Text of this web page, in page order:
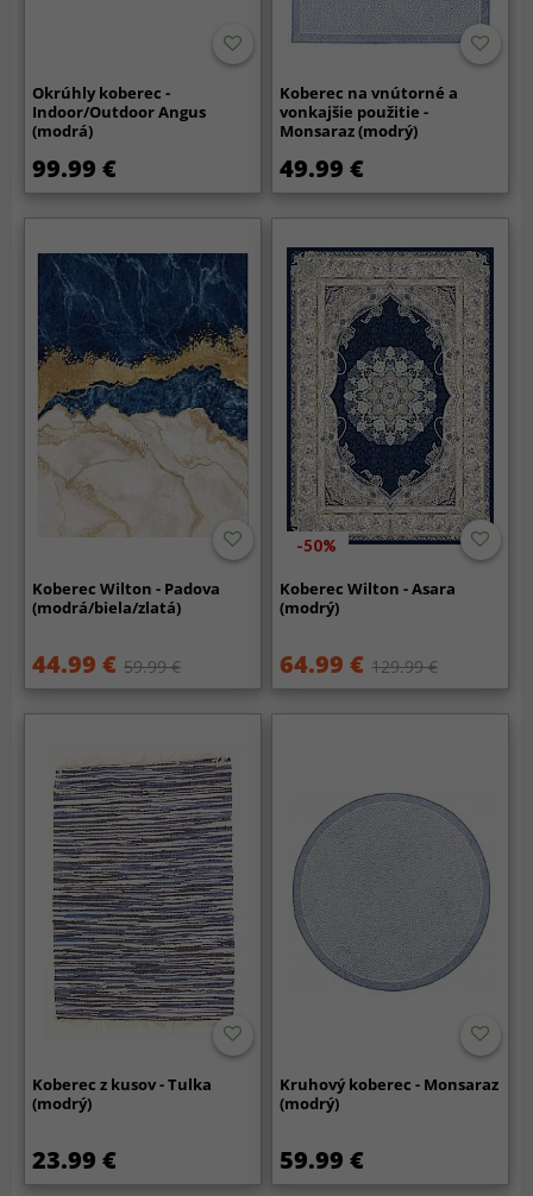
Okrúhly koberec -
Indoor/Outdoor Angus
(modrá)
99.99 €
Koberec na vnútorné a
vonkajšie použitie -
Monsaraz (modrý)
49.99 €
Koberec Wilton - Padova
(modrá/biela/zlatá)
44.99 € 59.99 €
-50%
Koberec Wilton - Asara
(modrý)
64.99 € 129.99 €
Koberec z kusov - Tulka
(modrý)
23.99 €
Kruhový koberec - Monsaraz
(modrý)
59.99 €